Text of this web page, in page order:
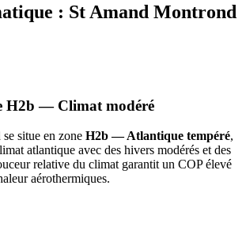
: St Amand Montrond
H2b — Climat modéré
se situe en zone H2b — Atlantique tempéré,
atlantique avec des hivers modérés et des
relative du climat garantit un COP élevé
aérothermiques.